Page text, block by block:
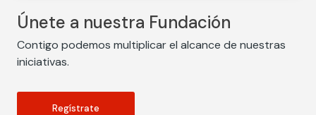
Únete a nuestra Fundación
Contigo podemos multiplicar el alcance de nuestras
iniciativas.
Regístrate